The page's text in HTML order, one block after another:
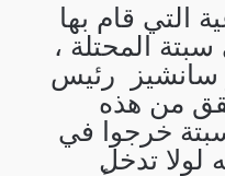
التي قام بها
سبتة المحتلة ،
سانشيز رئيس
من هذه
خرجوا في
لولا تدخل